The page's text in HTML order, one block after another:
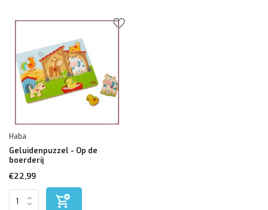
Haba
Geluidenpuzzel - Op de
boerderij
€22,99